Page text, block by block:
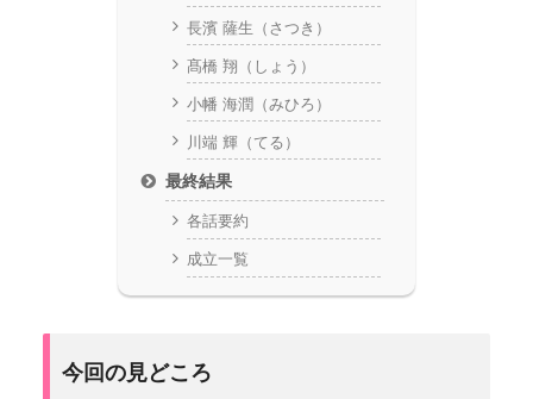
長濱 薩生（さつき）
髙橋 翔（しょう）
小幡 海潤（みひろ）
川端 輝（てる）
最終結果
各話要約
成立一覧
今回の見どころ